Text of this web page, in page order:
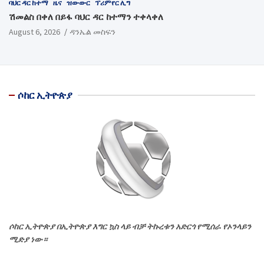
ባህር ዳር ከተማ ዜና ዝውውር ፕሪምየር ሊግ
ሽመልስ በቀለ በይፋ ባህር ዳር ከተማን ተቀላቀለ
August 6, 2026 ዳንኤል መስፍን
ሶከር ኢትዮጵያ
ሶከር ኢትዮጵያ በኢትዮጵያ እግር ኳስ ላይ ብቻ ትኩረቱን አድርጎ የሚሰራ የኦንላይን
ሚድያ ነው።